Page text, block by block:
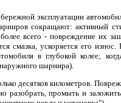
эксплуатации
сокращают: активный
всего - повреждение их
смазка, ускоряется его
в глубокой колее;
наружного шарнира).
десятков километров.
разобрать, промыть и